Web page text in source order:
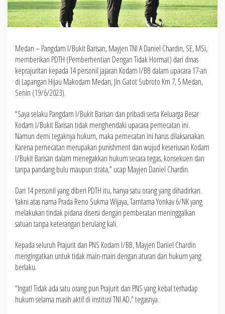
Medan – Pangdam I/Bukit Barisan, Mayjen TNI A Daniel Chardin, SE, MSi,
memberikan PDTH (Pemberhentian Dengan Tidak Hormat) dari dinas
keprajuritan kepada 14 personil jajaran Kodam I/BB dalam upacara 17-an
di Lapangan Hijau Makodam Medan, Jln Gatot Subroto Km 7, 5 Medan,
Senin (19/6/2023).
“Saya selaku Pangdam I/Bukit Barisan dan pribadi serta Keluarga Besar
Kodam I/Bukit Barisan tidak menghendaki upacara pemecatan ini.
Namun demi tegaknya hukum, maka pemecatan ini harus dilaksanakan.
Karena pemecatan merupakan punishment dan wujud keseriusan Kodam
I/Bukit Barisan dalam menegakkan hukum secara tegas, konsekuen dan
tanpa pandang bulu maupun strata,” ucap Mayjen Daniel Chardin.
Dari 14 personil yang diberi PDTH itu, hanya satu orang yang dihadirkan.
Yakni atas nama Prada Reno Sukma Wijaya, Tamtama Yonkav 6/NK yang
melakukan tindak pidana disersi dengan pemberatan meninggalkan
satuan tanpa keterangan berulang kali.
Kepada seluruh Prajurit dan PNS Kodam I/BB, Mayjen Daniel Chardin
mengingatkan untuk tidak main-main dengan aturan dan hukum yang
berlaku.
“Ingat! Tidak ada satu orang pun Prajurit dan PNS yang kebal terhadap
hukum selama masih aktif di institusi TNI AD,” tegasnya.